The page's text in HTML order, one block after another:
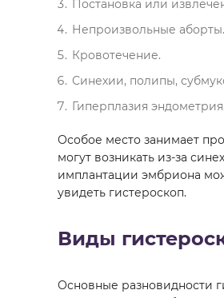
Постановка или
Непроизвольные аборты.
Кровотечение.
Синехии, полипы,
Гиперплазия эндометрия.
Особое место занимает
могут возникать из-за
имплантации эмбриона
увидеть гистероскоп.
Виды
Основные разновидности